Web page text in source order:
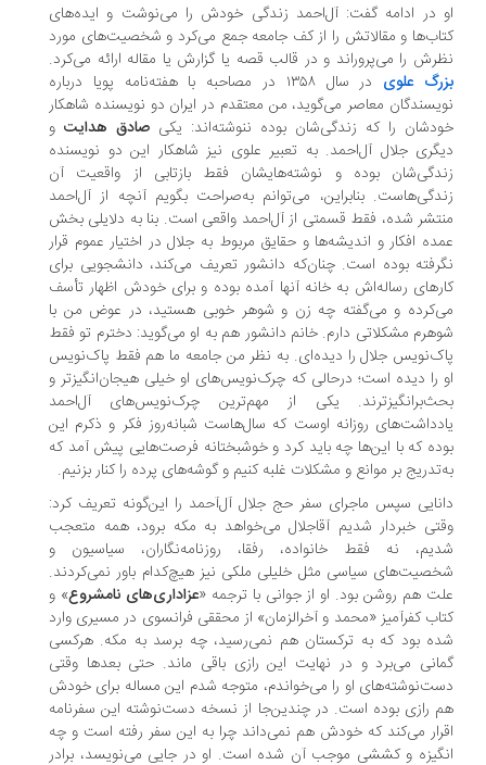
در ادامه گفت: آل‌احمد زندگی خودش را می‌نوشت و ایده‌های
و مقالاتش را از کف جامعه جمع می‌کرد و شخصیت‌های مورد
را می‌پروراند و در قالب قصه یا گزارش یا مقاله ارائه می‌کرد.
علوی
در سال ۱۳۵۸ در مصاحبه با هفته‌نامه‌ پویا درباره‌
معاصر می‌گوید، من معتقدم در ایران دو نویسنده شاهکار
را که زندگی‌شان بوده ننوشته‌اند: یکی صادق هدایت و
جلال آل‌احمد. به تعبیر علوی نیز شاهکار این دو نویسنده
بوده و نوشته‌هایشان فقط بازتابی از واقعیت آن
بنابراین، می‌توانم به‌صراحت بگویم آنچه از آل‌احمد
شده، فقط قسمتی از آل‌احمد واقعی است. بنا به دلایلی بخش
افکار و اندیشه‌ها و حقایق مربوط به جلال در اختیار عموم قرار
بوده است. چنان‌که دانشور تعریف می‌کند، دانشجویی برای
رساله‌اش به خانه‌ آنها آمده بوده و برای خودش اظهار تأسف
و می‌گفته چه زن و شوهر خوبی هستید، در عوض من با
مشکلاتی دارم. خانم دانشور هم به او می‌گوید: دخترم تو فقط
جلال را دیده‌ای. به نظر من جامعه‌ ما هم فقط پاک‌نویس
را دیده است؛ درحالی که چرک‌نویس‌های او خیلی هیجان‌انگیزتر و
یکی از مهم‌ترین چرک‌نویس‌های آل‌احمد
روزانه‌ اوست که سال‌هاست شبانه‌روز فکر و ذکرم این
که با این‌ها چه باید کرد و خوشبختانه فرصت‌هایی پیش آمد که
بر موانع و مشکلات غلبه کنیم و گوشه‌های پرده را کنار بزنیم.
سپس ماجرای سفر حج جلال آل‌آحمد را این‌گونه تعریف کرد:
خبردار شدیم آقاجلال می‌خواهد به مکه برود، همه متعجب
نه فقط خانواده، رفقا، روزنامه‌نگاران، سیاسیون و
سیاسی مثل خلیلی ملکی نیز هیچ‌کدام باور نمی‌کردند.
هم روشن بود. او از جوانی با ترجمه‌ «عزاداری‌های نامشروع» و
کفرآمیز «محمد و آخرالزمان» از محققی فرانسوی در مسیری وارد
بود که به ترکستان هم نمی‌رسید، چه برسد به مکه. هرکسی
می‌برد و در نهایت این رازی باقی ماند. حتی بعدها وقتی
او را می‌خواندم، متوجه شدم این مساله برای خودش
رازی بوده است. در چندین‌جا از نسخه دست‌نوشته‌ این سفرنامه
می‌کند که خودش هم نمی‌داند چرا به این سفر رفته است و چه
و کششی موجب آن شده است. او در جایی می‌نویسد، برادر